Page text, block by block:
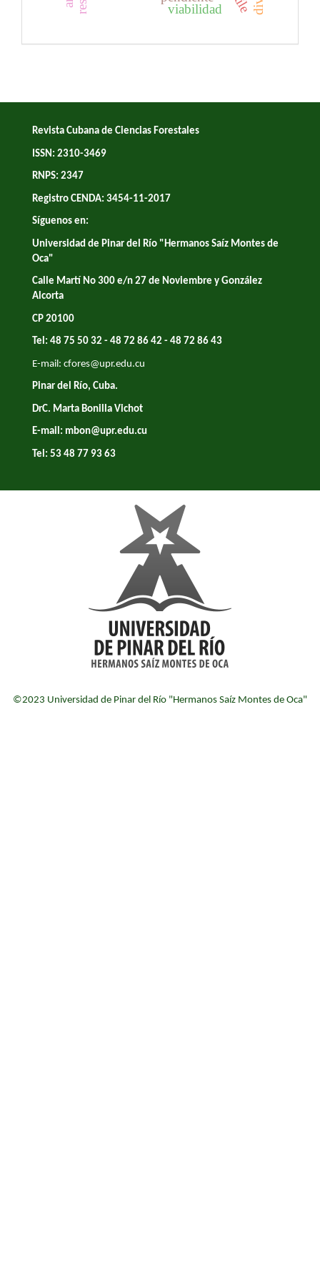
viabilidad
Revista Cubana de Ciencias Forestales
ISSN: 2310-3469
RNPS: 2347
Registro CENDA: 3454-11-2017
Síguenos en:
Universidad de Pinar del Río "Hermanos Saíz Montes de
Oca"
Calle Martí No 300 e/n 27 de Noviembre y González
Alcorta
CP 20100
Tel: 48 75 50 32 - 48 72 86 42 - 48 72 86 43
E-mail: cfores@upr.edu.cu
Pinar del Río, Cuba.
DrC. Marta Bonilla Vichot
E-mail: mbon@upr.edu.cu
Tel: 53 48 77 93 63
©2023 Universidad de Pinar del Río "Hermanos Saíz Montes de Oca"